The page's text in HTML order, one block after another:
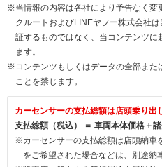
※当情報の内容は各社により予告なく変
クルートおよびLINEヤフー株式会社
証するものではなく、当コンテンツ
ます。
※コンテンツもしくはデータの全部また
ことを禁じます。
カーセンサーの支払総額は店頭乗り出
支払総額（税込） ＝ 車両本体価格＋
※カーセンサーの支払総額は店頭納車
をご希望された場合などは、別途納